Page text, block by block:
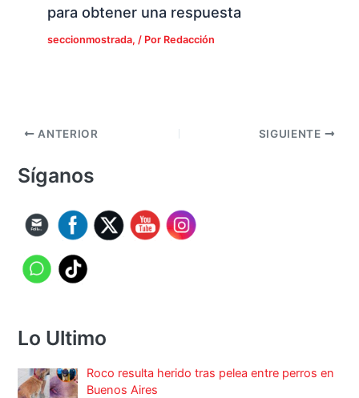
para obtener una respuesta
seccionmostrada, / Por Redacción
ANTERIOR SIGUIENTE
Síganos
Lo Ultimo
Roco resulta herido tras pelea entre perros en
Buenos Aires